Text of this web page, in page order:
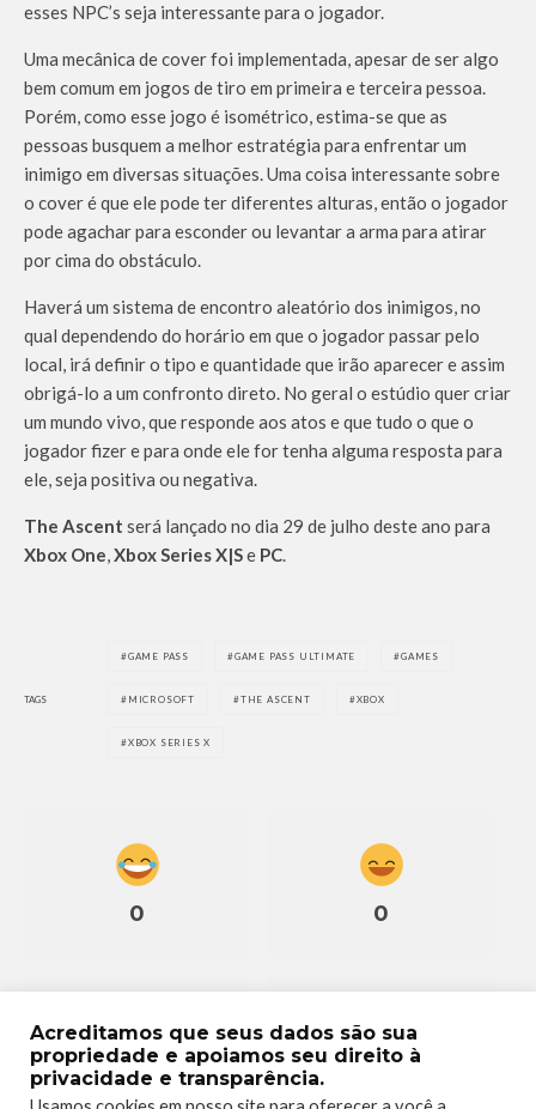
esses NPC’s seja interessante para o jogador.
Uma mecânica de cover foi implementada, apesar de ser algo
bem comum em jogos de tiro em primeira e terceira pessoa.
Porém, como esse jogo é isométrico, estima-se que as
pessoas busquem a melhor estratégia para enfrentar um
inimigo em diversas situações. Uma coisa interessante sobre
o cover é que ele pode ter diferentes alturas, então o jogador
pode agachar para esconder ou levantar a arma para atirar
por cima do obstáculo.
Haverá um sistema de encontro aleatório dos inimigos, no
qual dependendo do horário em que o jogador passar pelo
local, irá definir o tipo e quantidade que irão aparecer e assim
obrigá-lo a um confronto direto. No geral o estúdio quer criar
um mundo vivo, que responde aos atos e que tudo o que o
jogador fizer e para onde ele for tenha alguma resposta para
ele, seja positiva ou negativa.
The Ascent será lançado no dia 29 de julho deste ano para
Xbox One,Xbox Series X|Se PC.
TAGS
GAME PASS GAME PASS ULTIMATE GAMES
MICROSOFT THE ASCENT XBOX
XBOX SERIES X
0 0
0
Acreditamos que seus dados são sua
propriedade e apoiamos seu direito à
privacidade e transparência.